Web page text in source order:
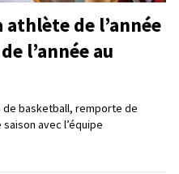
de l’année
l’année au
de basketball, remporte de
avec l’équipe